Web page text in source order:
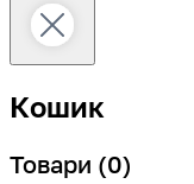
Кошик
Товари (0)